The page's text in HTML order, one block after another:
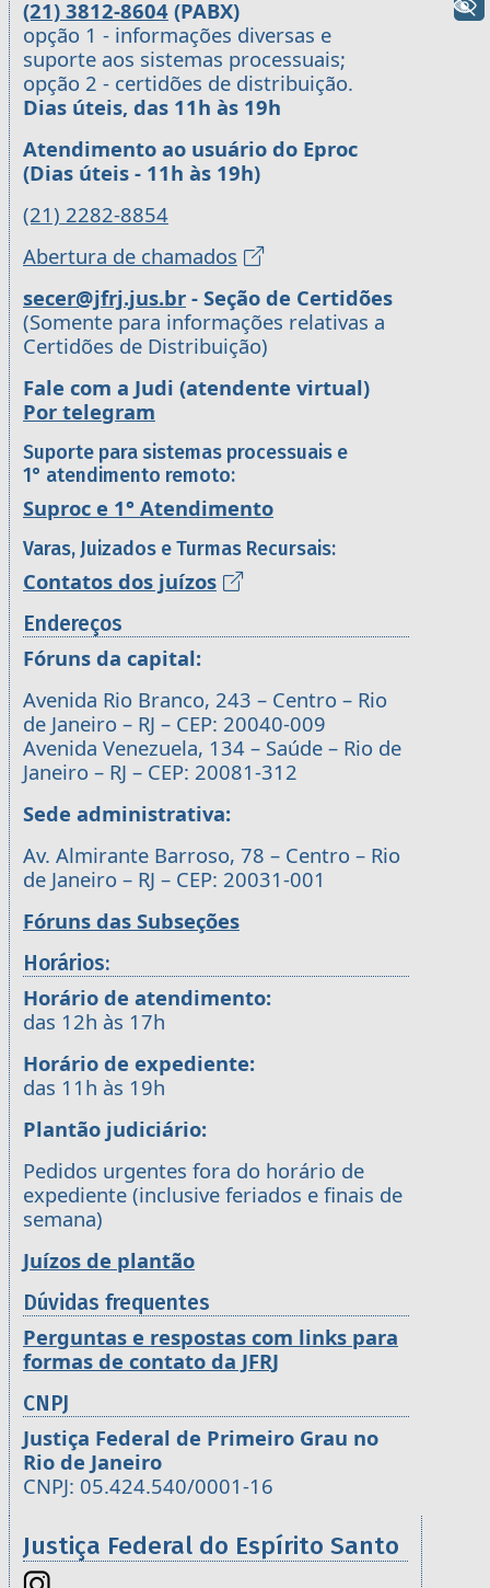
(21) 3812-8604 (PABX)
opção 1 - informações diversas e
suporte aos sistemas processuais;
opção 2 - certidões de distribuição.
Dias úteis, das 11h às 19h
Atendimento ao usuário do Eproc
(Dias úteis - 11h às 19h)
(21) 2282-8854
Abertura de chamados
secer@jfrj.jus.br - Seção de Certidões
(Somente para informações relativas a
Certidões de Distribuição)
Fale com a Judi (atendente virtual)
Por telegram
Suporte para sistemas processuais e
1° atendimento remoto:
Suproc e 1° Atendimento
Varas, Juizados e Turmas Recursais:
Contatos dos juízos
Endereços
Fóruns da capital:
Avenida Rio Branco, 243 – Centro – Rio
de Janeiro – RJ – CEP: 20040-009
Avenida Venezuela, 134 – Saúde – Rio de
Janeiro – RJ – CEP: 20081-312
Sede administrativa:
Av. Almirante Barroso, 78 – Centro – Rio
de Janeiro – RJ – CEP: 20031-001
Fóruns das Subseções
Horários:
Horário de atendimento:
das 12h às 17h
Horário de expediente:
das 11h às 19h
Plantão judiciário:
Pedidos urgentes fora do horário de
expediente (inclusive feriados e finais de
semana)
Juízos de plantão
Dúvidas frequentes
Perguntas e respostas com links para
formas de contato da JFRJ
CNPJ
Justiça Federal de Primeiro Grau no
Rio de Janeiro
CNPJ: 05.424.540/0001-16
Justiça Federal do Espírito Santo